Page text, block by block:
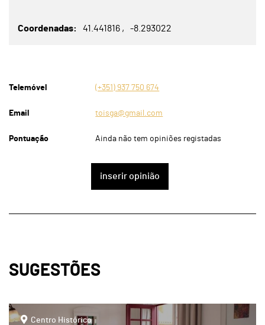
Coordenadas 41.441816 -8.293022
Telemóvel (+351) 937 750 674
Email toisga@gmail.com
Pontuação Ainda não tem opiniões registadas
inserir opinião
SUGESTÕES
page
Centro Histórico